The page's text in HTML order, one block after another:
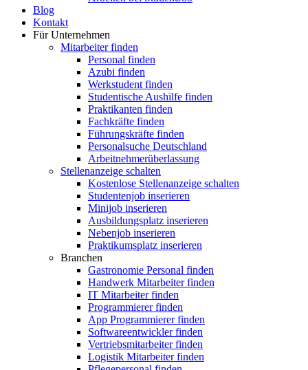
Blog
Kontakt
Für Unternehmen
Mitarbeiter finden
Personal finden
Azubi finden
Werkstudent finden
Studentische Aushilfe finden
Praktikanten finden
Fachkräfte finden
Führungskräfte finden
Personalsuche Deutschland
Arbeitnehmerüberlassung
Stellenanzeige schalten
Kostenlose Stellenanzeige schalten
Studentenjob inserieren
Minijob inserieren
Ausbildungsplatz inserieren
Nebenjob inserieren
Praktikumsplatz inserieren
Branchen
Gastronomie Personal finden
Handwerk Mitarbeiter finden
IT Mitarbeiter finden
Programmierer finden
App Programmierer finden
Softwareentwickler finden
Vertriebsmitarbeiter finden
Logistik Mitarbeiter finden